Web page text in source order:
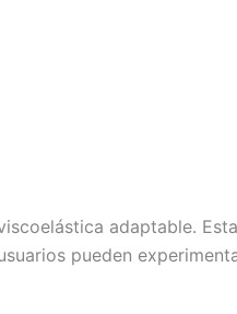
adaptable.
pueden